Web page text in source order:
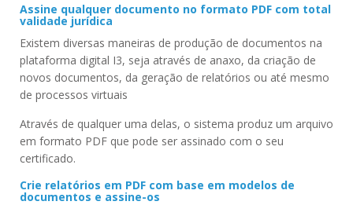
Assine qualquer documento no formato PDF com total
validade jurídica
Existem diversas maneiras de produção de documentos na
plataforma digital I3, seja através de anaxo, da criação de
novos documentos, da geração de relatórios ou até mesmo
de processos virtuais
Através de qualquer uma delas, o sistema produz um arquivo
em formato PDF que pode ser assinado com o seu
certificado.
Crie relatórios em PDF com base em modelos de
documentos e assine-os